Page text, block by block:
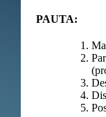
PAUTA: